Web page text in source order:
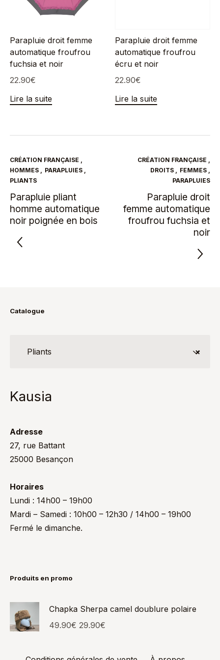
Parapluie droit femme
automatique froufrou
fuchsia et noir
22.90€
Lire la suite
Parapluie droit femme
automatique froufrou
écru et noir
22.90€
Lire la suite
CRÉATION FRANÇAISE
HOMMES
PARAPLUIES
PLIANTS
Parapluie pliant
homme automatique
noir poignée en bois
CRÉATION FRANÇAISE
DROITS
FEMMES
PARAPLUIES
Parapluie droit
femme automatique
froufrou fuchsia et
noir
Catalogue
×
Pliants
Kausia
Adresse
27, rue Battant
25000 Besançon
Horaires
Lundi : 14h00 – 19h00
Mardi – Samedi : 10h00 – 12h30 / 14h00 – 19h00
Fermé le dimanche.
Produits en promo
Chapka Sherpa camel doublure polaire
49.90€ 29.90€